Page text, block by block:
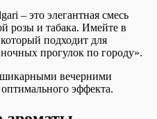
– это элегантная смесь
розы и табака. Имейте в
подходит для
прогулок по городу».
шикарными вечерними
эффекта.